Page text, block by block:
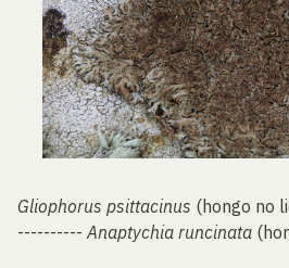
Gliophorus psittacinus (hongo no
---------- Anaptychia runcinata